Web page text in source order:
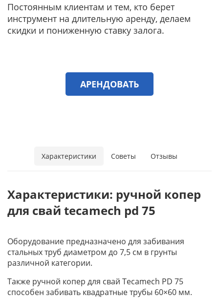
Постоянным клиентам и тем, кто берет
инструмент на длительную аренду, делаем
скидки и пониженную ставку залога.
АРЕНДОВАТЬ
Характеристики Советы Отзывы
Характеристики: ручной копер
для свай tecamech pd 75
Оборудование предназначено для забивания
стальных труб диаметром до 7,5 см в грунты
различной категории.
Также ручной копер для свай Tecamech PD 75
способен забивать квадратные трубы 60×60 мм.